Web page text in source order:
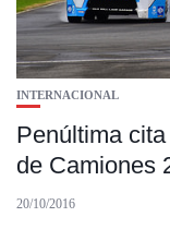
INTERNACIONAL
Penúltima
de Camiones
20/10/2016